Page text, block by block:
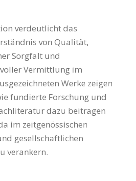
verdeutlicht das
von Qualität,
Sorgfalt und
Vermittlung im
Werke zeigen
fundierte Forschung und
dazu beitragen
im zeitgenössischen
gesellschaftlichen
verankern.